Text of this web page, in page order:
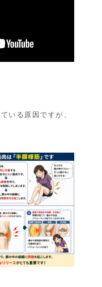
いる原因ですが、